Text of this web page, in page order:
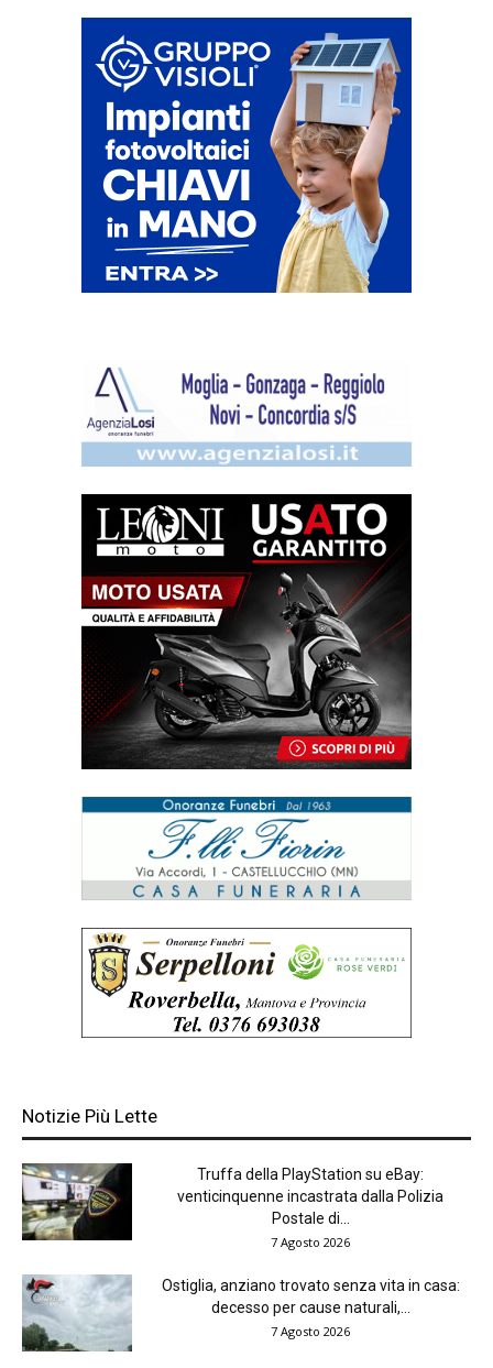
Notizie Più Lette
Truffa della PlayStation su eBay:
venticinquenne incastrata dalla Polizia
Postale di...
7 Agosto 2026
Ostiglia, anziano trovato senza vita in casa:
decesso per cause naturali,...
7 Agosto 2026